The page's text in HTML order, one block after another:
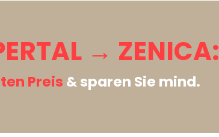
→ ZENICA:
Preis & sparen Sie mind.